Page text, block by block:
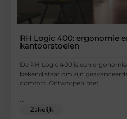
RH Logic 400: ergonomie
kantoorstoelen
De RH Logic 400 is een
bekend staat om zijn
comfort. Ontworpen met
...
Zakelijk